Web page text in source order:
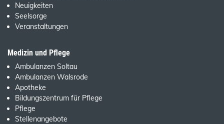
Neuigkeiten
Seelsorge
Veranstaltungen
Medizin und Pflege
Ambulanzen Soltau
Ambulanzen Walsrode
Apotheke
Bildungszentrum für Pflege
Pflege
Stellenangebote